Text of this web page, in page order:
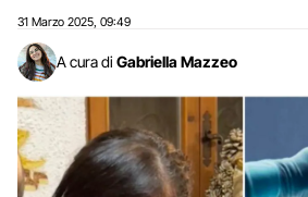
31 Marzo 2025 09:49
A cura di Gabriella Mazzeo